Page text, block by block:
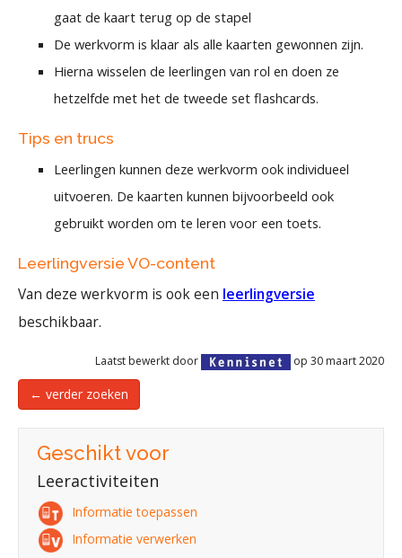
gaat de kaart terug op de stapel
De werkvorm is klaar als alle kaarten gewonnen zijn.
Hierna wisselen de leerlingen van rol en doen ze
hetzelfde met het de tweede set flashcards.
Tips en trucs
Leerlingen kunnen deze werkvorm ook individueel
uitvoeren. De kaarten kunnen bijvoorbeeld ook
gebruikt worden om te leren voor een toets.
Leerlingversie VO-content
Van deze werkvorm is ook een leerlingversie
beschikbaar.
Laatst bewerkt door op 30 maart 2020
← verder zoeken
Geschikt voor
Leeractiviteiten
Informatie toepassen
Informatie verwerken